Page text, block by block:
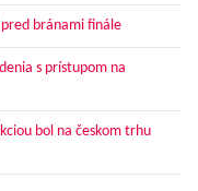
bránami finále
s prístupom na
bol na českom trhu